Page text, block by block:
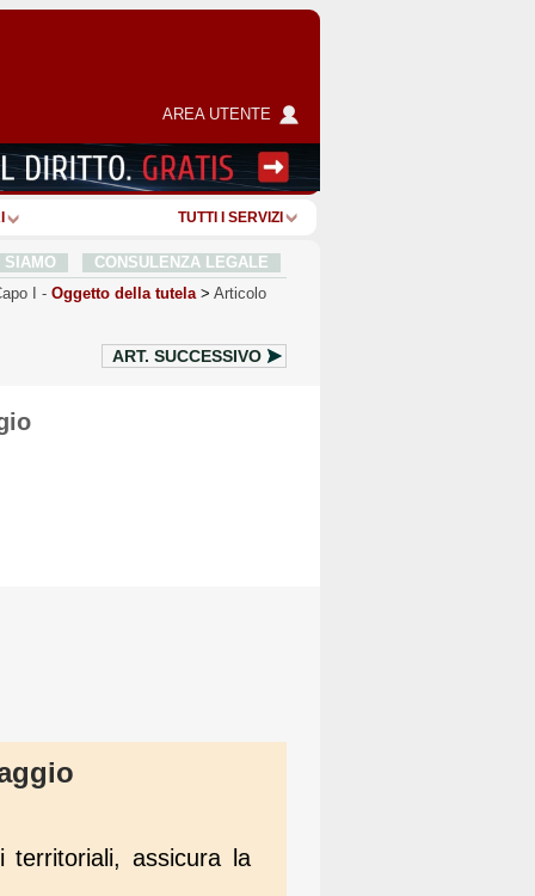
AREA UTENTE
TUTTI I SERVIZI
SIAMO
CONSULENZA LEGALE
I - Oggetto della tutela > Articolo
ART. SUCCESSIVO
assicura la